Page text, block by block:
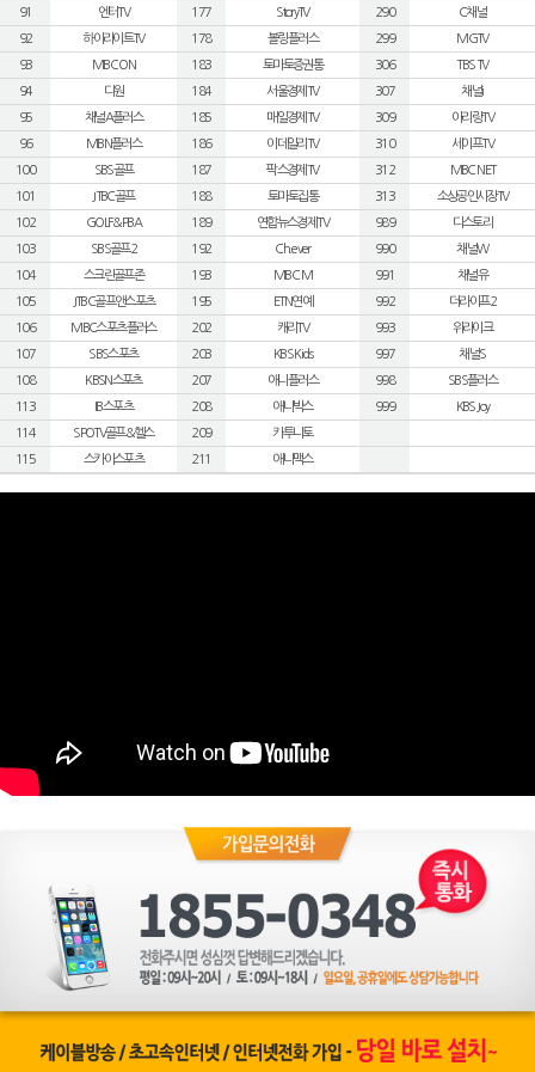
91
엔터TV
92
하이라이트TV
93
MBC ON
94
디원
95
채널A플러스
96
MBN플러스
100
SBS골프
101
JTBC골프
102
GOLF&PBA
103
SBS골프2
104
스크린골프존
105
JTBC골프앤스포츠
106
MBC스포츠플러스
107
SBS스포츠
108
KBSN스포츠
113
IB스포츠
114
SPOTV골프&헬스
115
스카이스포츠
177
StoryTV
178
볼링플러스
183
토마토증권통
184
서울경제TV
185
매일경제TV
186
이데일리TV
187
팍스경제TV
188
토마토집통
189
연합뉴스경제TV
192
Ch.ever
193
MBC M
195
ETN연예
202
캐리TV
203
KBS Kids
207
애니플러스
208
애니박스
209
카투니토
211
애니맥스
290
C채널
299
MGTV
306
TBS TV
307
채널i
309
아리랑TV
310
세이프TV
312
MBC NET
313
소상공인시장TV
989
디스토리
990
채널W
991
채널유
992
더라이프2
993
위라이크
997
채널S
998
SBS플러스
999
KBS Joy